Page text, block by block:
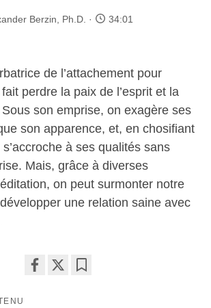
Berzin, Ph.D. 34:01
de l’attachement pour
perdre la paix de l’esprit et la
son emprise, on exagère ses
son apparence, et, en chosifiant
à ses qualités sans
Mais, grâce à diverses
on peut surmonter notre
une relation saine avec